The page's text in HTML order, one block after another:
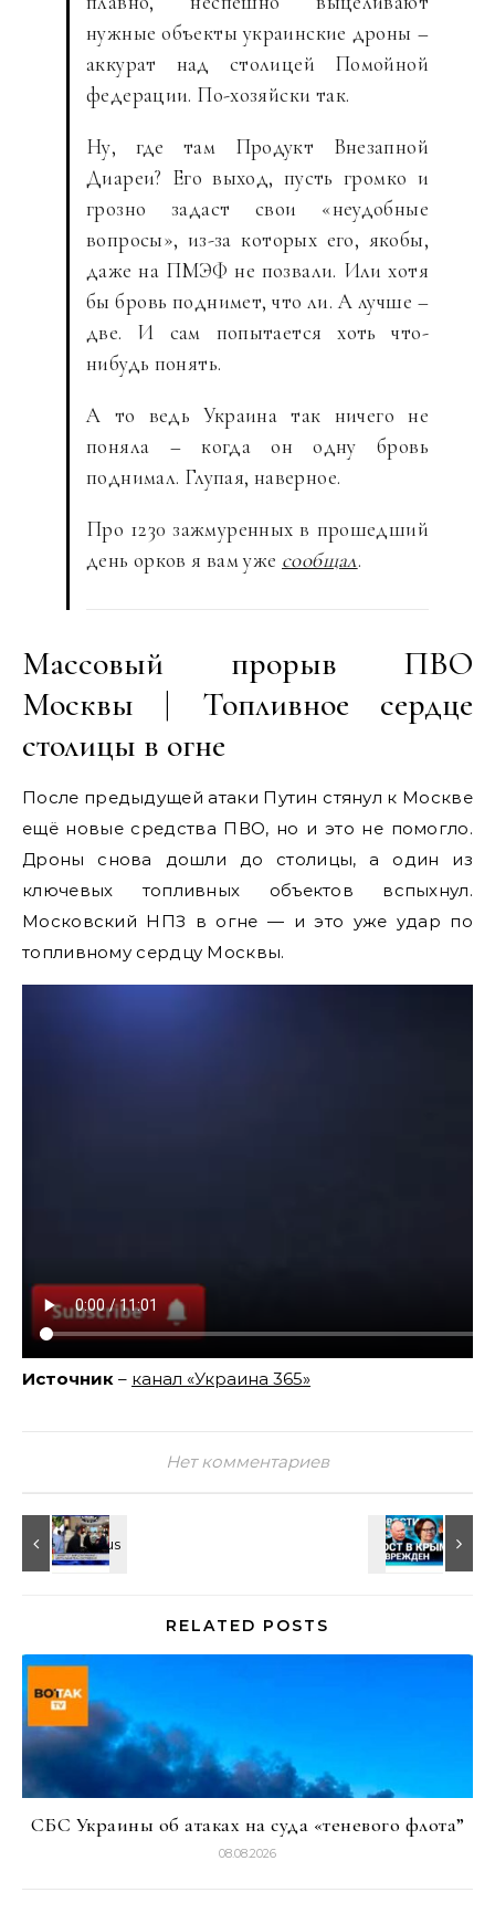
нужные объекты украинские дроны –
аккурат над столицей Помойной
федерации. По-хозяйски так.
Ну, где там Продукт Внезапной
Диареи? Его выход, пусть громко и
грозно задаст свои «неудобные
вопросы», из-за которых его, якобы,
даже на ПМЭФ не позвали. Или хотя
бы бровь поднимет, что ли. А лучше –
две. И сам попытается хоть что-
нибудь понять.
А то ведь Украина так ничего не
поняла – когда он одну бровь
поднимал. Глупая, наверное.
Про 1230 зажмуренных в прошедший
день орков я вам уже сообщал.
Массовый прорыв ПВО
Москвы | Топливное сердце
столицы в огне
После предыдущей атаки Путин стянул к Москве
ещё новые средства ПВО, но и это не помогло.
Дроны снова дошли до столицы, а один из
ключевых топливных объектов вспыхнул.
Московский НПЗ в огне — и это уже удар по
топливному сердцу Москвы.
Источник – канал «Украина 365»
Нет комментариев
RELATED POSTS
СБС Украины об атаках на суда «теневого флота”
08.08.2026